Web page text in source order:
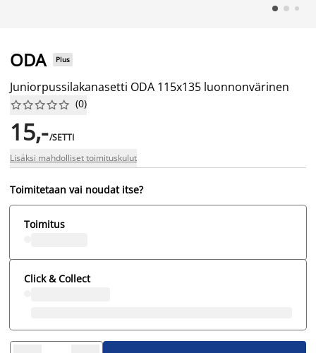
ODA Plus
Juniorpussilakanasetti ODA 115x135 luonnonvärinen





 (0)
15,-/SETTI
Lisäksi mahdolliset toimituskulut
Toimitetaan vai noudat itse?
Toimitus
Click & Collect